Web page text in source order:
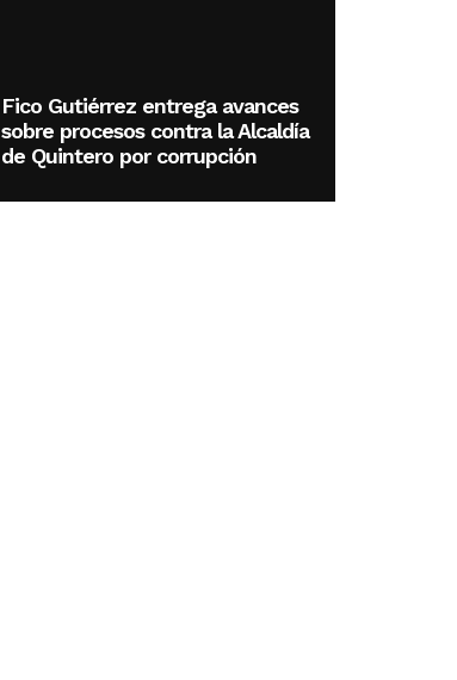
Fico Gutiérrez entrega avances
sobre procesos contra la Alcaldía
de Quintero por corrupción